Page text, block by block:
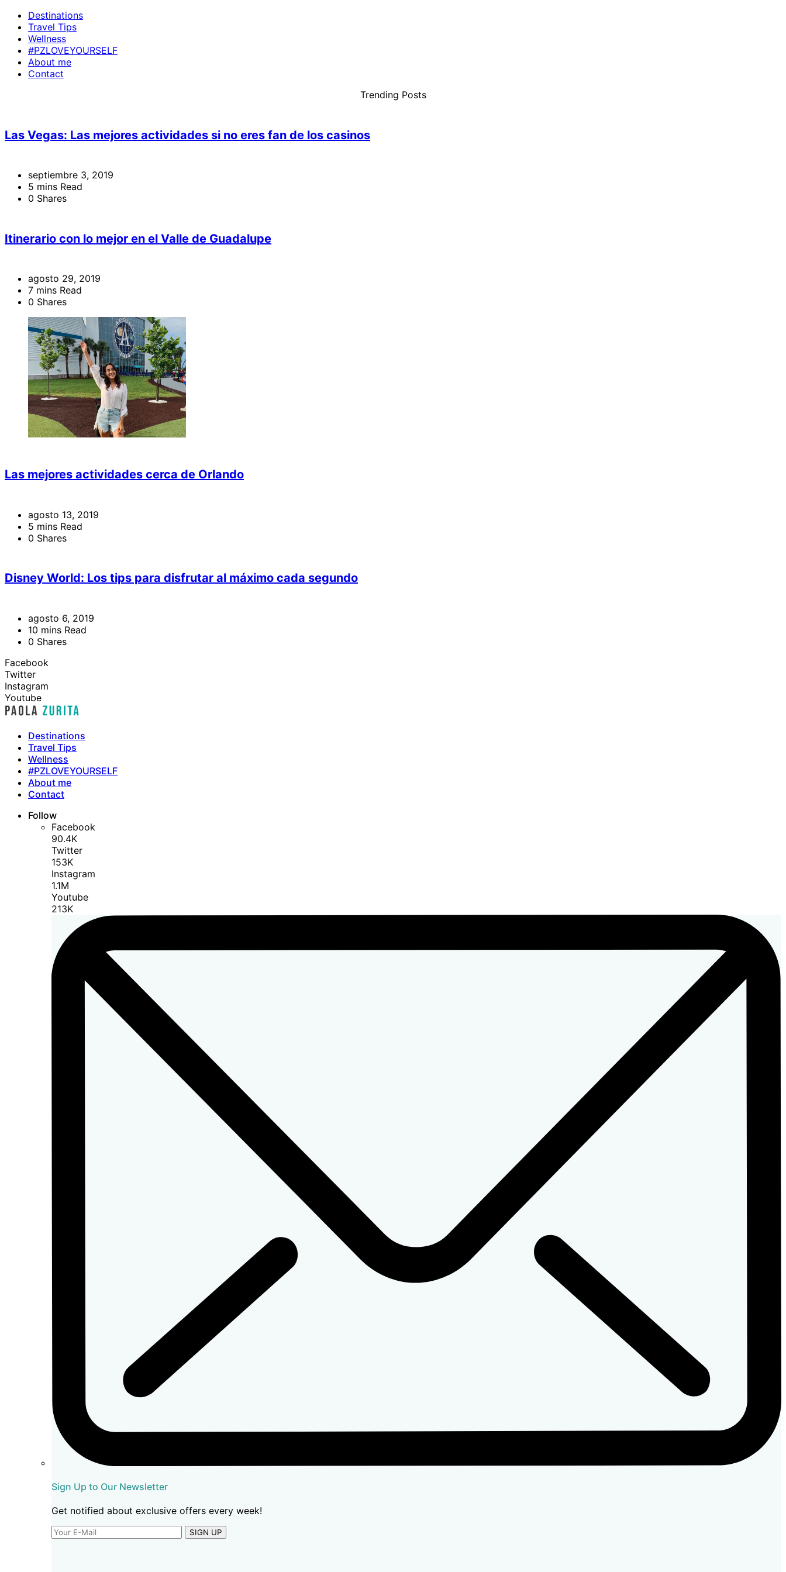
Destinations
Travel Tips
Wellness
#PZLOVEYOURSELF
About me
Contact
Trending Posts
Las Vegas: Las mejores actividades si no eres fan de los casinos
septiembre 3, 2019
5 mins Read
0 Shares
Itinerario con lo mejor en el Valle de Guadalupe
agosto 29, 2019
7 mins Read
0 Shares
Las mejores actividades cerca de Orlando
agosto 13, 2019
5 mins Read
0 Shares
Disney World: Los tips para disfrutar al máximo cada segundo
agosto 6, 2019
10 mins Read
0 Shares
Facebook
Twitter
Instagram
Youtube
Destinations
Travel Tips
Wellness
#PZLOVEYOURSELF
About me
Contact
Follow
Facebook
90.4K
Twitter
153K
Instagram
1.1M
Youtube
213K
Sign Up to Our Newsletter
Get notified about exclusive offers every week!
SIGN UP